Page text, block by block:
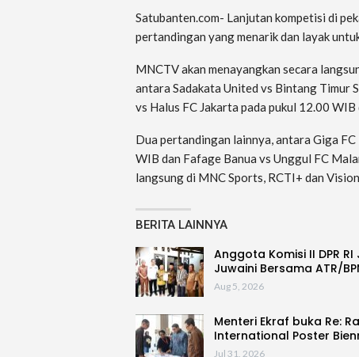
Satubanten.com- Lanjutan kompetisi di
pertandingan yang menarik dan layak
MNCTV akan menayangkan secara
antara Sadakata United vs Bintang Timur
vs Halus FC Jakarta pada pukul 12.00
Dua pertandingan lainnya, antara Giga
WIB dan Fafage Banua vs Unggul FC
langsung di MNC Sports, RCTI+ dan
BERITA LAINNYA
Anggota Komisi II DPR RI
Juwaini Bersama ATR/
Aug 5, 2026
Menteri Ekraf buka Re:
International Poster
Jul 31, 2026